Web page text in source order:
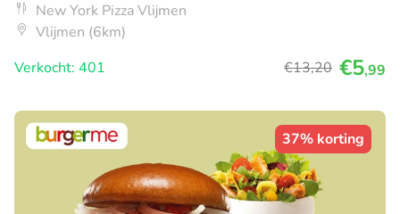
New York Pizza Vlijmen
Vlijmen (6km)
Verkocht: 401
€13,20 €5,99
37% korting